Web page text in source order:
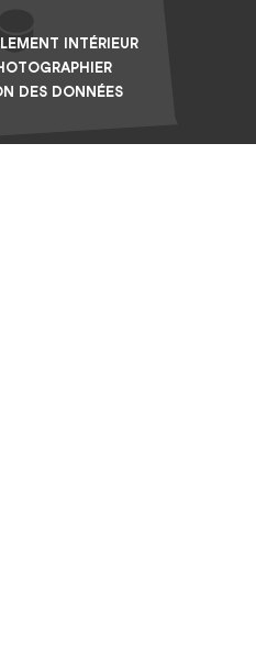
INTÉRIEUR
DES DONNÉES